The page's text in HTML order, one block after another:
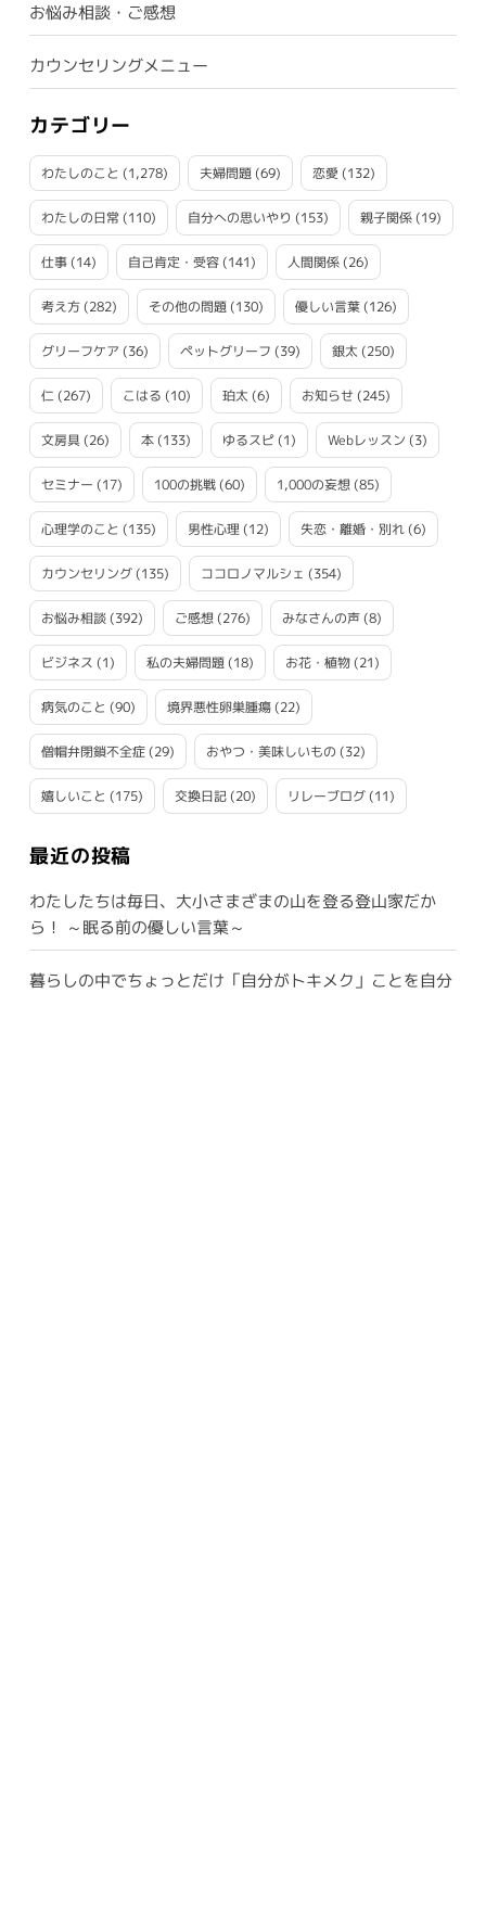
お悩み相談・ご感想
カウンセリングメニュー
カテゴリー
わたしのこと (1,278) 夫婦問題(69) 恋愛 (132)
わたしの日常(110) 自分への思いやり (153) 親子関係(19)
仕事(14) 自己肯定・受容(141) 人間関係(26)
考え方(282) その他の問題(130) 優しい言葉(126)
グリーフケア (36) ペットグリーフ (39) 銀太 (250)
仁(267) こはる (10) 珀太 (6) お知らせ (245)
文房具(26) 本(133) ゆるスピ(1) Webレッスン (3)
セミナー (17) 100の挑戦(60) 1,000の妄想(85)
心理学のこと (135) 男性心理(12) 失恋・離婚・別れ(6)
カウンセリング(135) ココロノマルシェ (354)
お悩み相談(392) ご感想(276) みなさんの声(8)
ビジネス (1) 私の夫婦問題(18) お花・植物(21)
病気のこと (90) 境界悪性卵巣腫瘍(22)
僧帽弁閉鎖不全症(29) おやつ・美味しいもの (32)
嬉しいこと (175) 交換日記(20) リレーブログ(11)
最近の投稿
わたしたちは毎日、大小さまざまの山を登る登山家だか
ら！ ～眠る前の優しい言葉～
暮らしの中でちょっとだけ「自分がトキメク」ことを自分